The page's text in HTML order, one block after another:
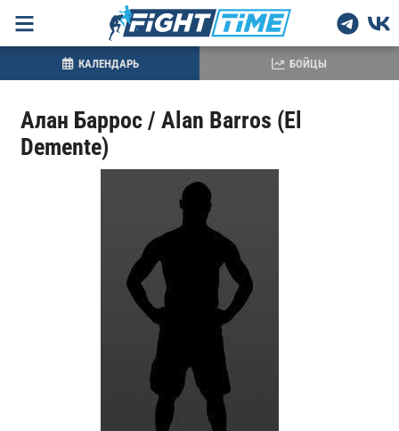
Алан Баррос / Alan Barros (El
Demente)
КАЛЕНДАРЬ БОЙЦЫ